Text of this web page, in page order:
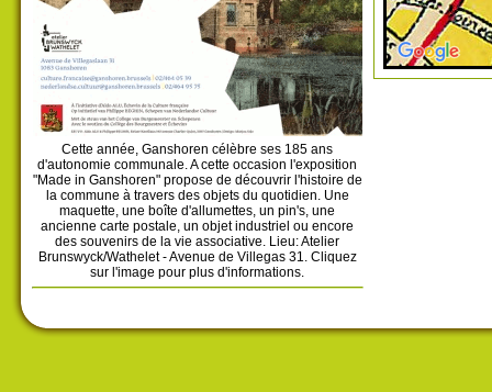
Cette année, Ganshoren célèbre ses 185 ans
d'autonomie communale. A cette occasion l'exposition
"Made in Ganshoren" propose de découvrir l'histoire de
la commune à travers des objets du quotidien. Une
maquette, une boîte d'allumettes, un pin's, une
ancienne carte postale, un objet industriel ou encore
des souvenirs de la vie associative. Lieu: Atelier
Brunswyck/Wathelet - Avenue de Villegas 31. Cliquez
sur l'image pour plus d'informations.